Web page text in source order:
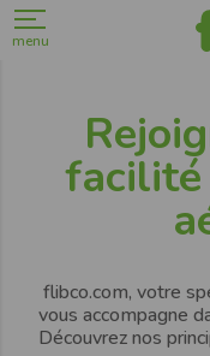
menu
facilité
flibco.com, votre
vous accompagne
Découvrez nos